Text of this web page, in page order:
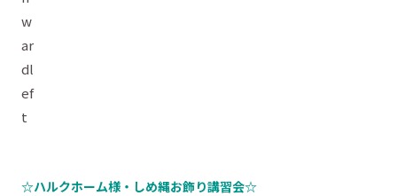
☆ハルクホーム様・しめ縄お飾り講習会☆